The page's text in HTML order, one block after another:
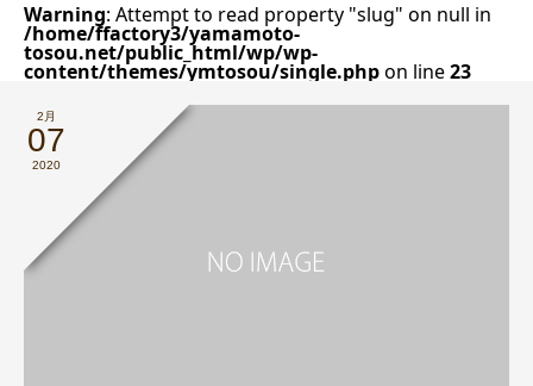
Warning: Attempt to read property "slug" on null in
/home/ffactory3/yamamoto-
tosou.net/public_html/wp/wp-
content/themes/ymtosou/single.phpon line23
2月
07
2020